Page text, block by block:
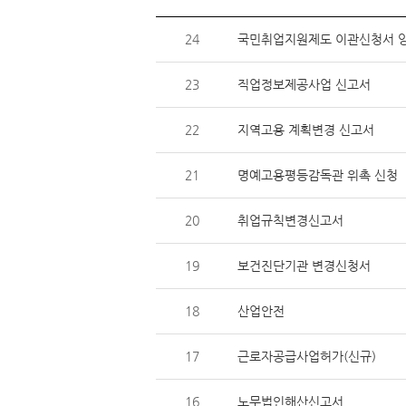
24 국민취업지원제도 이관신청서
23 직업정보제공사업 신고서
22 지역고용 계획변경 신고서
21 명예고용평등감독관 위촉 신청
20 취업규칙변경신고서
19 보건진단기관 변경신청서
18 산업안전
17 근로자공급사업허가(신규)
16 노무법인해산신고서